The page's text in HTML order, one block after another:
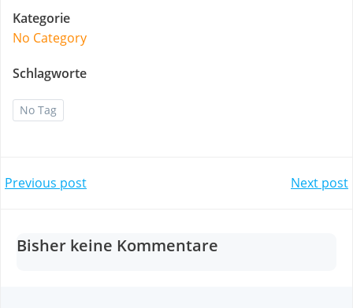
Kategorie
No Category
Schlagworte
No Tag
Post
navigation
Previous post
navigation
Next post
Bisher keine Kommentare